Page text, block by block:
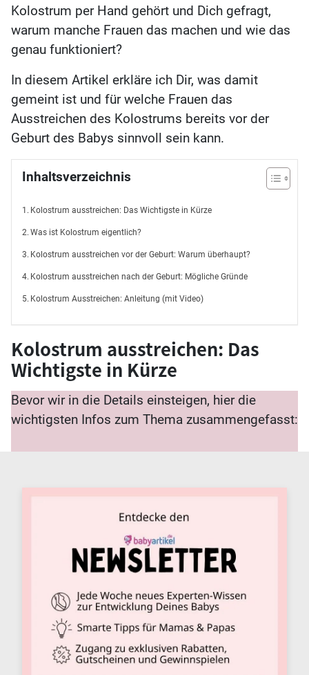
Kolostrum per Hand gehört und Dich gefragt,
warum manche Frauen das machen und wie das
genau funktioniert?
In diesem Artikel erkläre ich Dir, was damit
gemeint ist und für welche Frauen das
Ausstreichen des Kolostrums bereits vor der
Geburt des Babys sinnvoll sein kann.
Inhaltsverzeichnis
Kolostrum ausstreichen: Das Wichtigste in Kürze
Was ist Kolostrum eigentlich?
Kolostrum ausstreichen vor der Geburt: Warum überhaupt?
Kolostrum ausstreichen nach der Geburt: Mögliche Gründe
Kolostrum Ausstreichen: Anleitung (mit Video)
Kolostrum ausstreichen: Das
Wichtigste in Kürze
Bevor wir in die Details einsteigen, hier die
wichtigsten Infos zum Thema zusammengefasst: